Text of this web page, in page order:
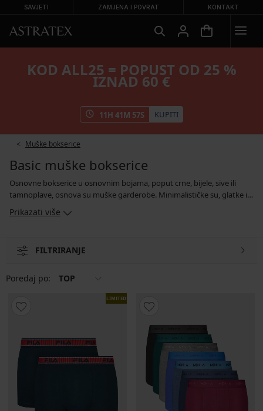
SAVJETI ZAMJENA I POVRAT KONTAKT
KOD ALL25 = POPUST OD 25 %
IZNAD 60 €
11H 41M 56S KUPITI
Muške bokserice
Basic muške bokserice
Osnovne bokserice u osnovnim bojama, poput crne, bijele, sive ili
tamnoplave, osnova su muške garderobe. Minimalističke su, glatke i
njihov jedini prepoznatljiv element može biti fleksibilni struk s
kontrastnim logotipom marke. U našoj ponudi ćete pronaći
urezuje, zbog čega je posljednjih godina sve više muškaraca koji ih
Prikazati više
FILTRIRANJE
Poredaj po: TOP
LIMITED